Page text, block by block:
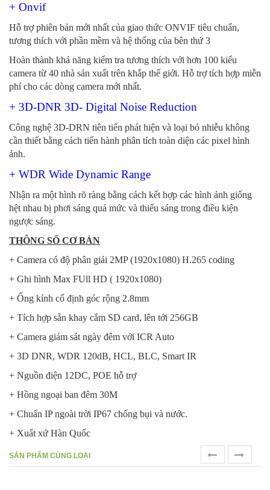
+ Onvif
Hỗ trợ phiên bản mới nhất của giao thức ONVIF tiêu chuẩn,
tương thích với phần mềm và hệ thống của bên thứ 3
Hoàn thành khả năng kiểm tra tương thích với hơn 100 kiểu
camera từ 40 nhà sản xuất trên khắp thế giới. Hỗ trợ tích hợp miễn
phí cho các dòng camera mới nhất.
+ 3D-DNR 3D- Digital Noise Reduction
Công nghệ 3D-DRN tiên tiến phát hiện và loại bỏ nhiễu không
cần thiết bằng cách tiến hành phân tích toàn diện các pixel hình
ảnh.
+ WDR Wide Dynamic Range
Nhận ra một hình rõ ràng bằng cách kết hợp các hình ảnh giống
hệt nhau bị phơi sáng quá mức và thiếu sáng trong điều kiện
ngược sáng.
THÔNG SỐ CƠ BẢN
+ Camera có độ phân giải 2MP (1920x1080) H.265 coding
+ Ghi hình Max FUll HD ( 1920x1080)
+ Ống kính cố định góc rộng 2.8mm
+ Tích hợp sẵn khay cắm SD card, lên tới 256GB
+ Camera giám sát ngày đêm với ICR Auto
+ 3D DNR, WDR 120dB, HCL, BLC, Smart IR
+ Nguồn điện 12DC, POE hỗ trợ
+ Hồng ngoại ban đêm 30M
+ Chuẩn IP ngoài trời IP67 chống bụi và nước.
+ Xuất xứ Hàn Quốc
SẢN PHẨM CÙNG LOẠI